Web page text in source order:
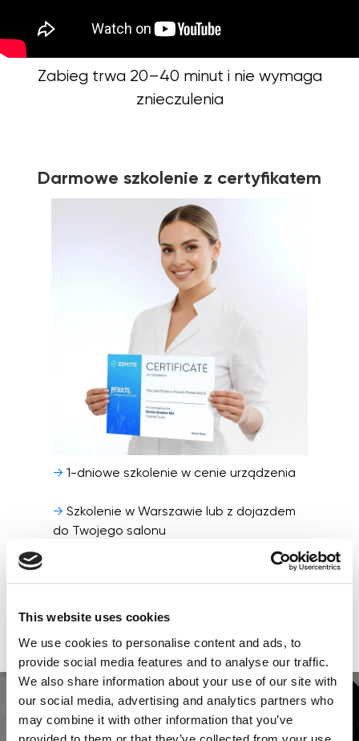
This website uses cookies
We use cookies to personalise content and ads, to
provide social media features and to analyse our traffic.
We also share information about your use of our site with
our social media, advertising and analytics partners who
may combine it with other information that you’ve
Zabieg trwa 20–40 minut i nie wymaga
znieczulenia
Darmowe szkolenie z certyfikatem
→ 1-dniowe szkolenie w cenie urządzenia
→ Szkolenie w Warszawie lub z dojazdem
do Twojego salonu
Imienny certyfikat ukończenia szkolenia
liczyć na nas również po rozpoczęciu pracy
z urządzeniem